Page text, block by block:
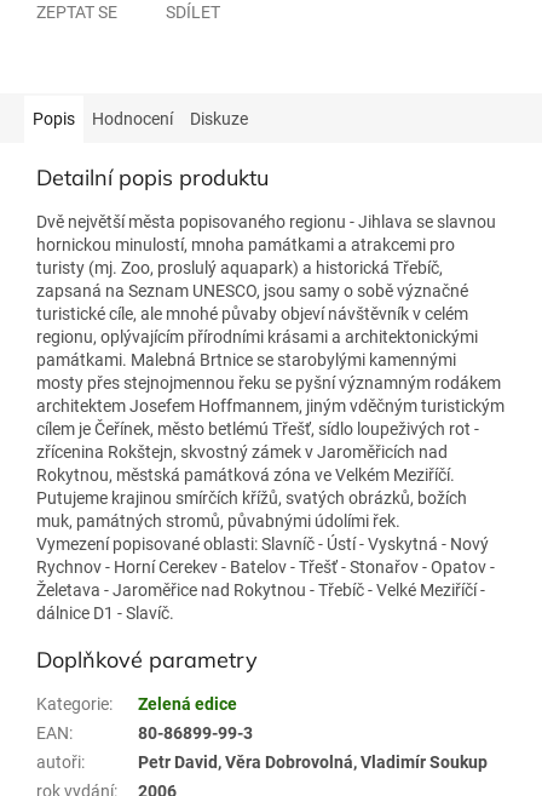
ZEPTAT SE SDÍLET
Popis Hodnocení Diskuze
Detailní popis produktu
Dvě největší města popisovaného regionu - Jihlava se slavnou
hornickou minulostí, mnoha památkami a atrakcemi pro
turisty (mj. Zoo, proslulý aquapark) a historická Třebíč,
zapsaná na Seznam UNESCO, jsou samy o sobě význačné
turistické cíle, ale mnohé půvaby objeví návštěvník v celém
regionu, oplývajícím přírodními krásami a architektonickými
památkami. Malebná Brtnice se starobylými kamennými
mosty přes stejnojmennou řeku se pyšní významným rodákem
architektem Josefem Hoffmannem, jiným vděčným turistickým
cílem je Čeřínek, město betlémú Třešť, sídlo loupeživých rot -
zřícenina Rokštejn, skvostný zámek v Jaroměřicích nad
Rokytnou, městská památková zóna ve Velkém Meziříčí.
Putujeme krajinou smírčích křížů, svatých obrázků, božích
muk, památných stromů, půvabnými údolími řek.
Vymezení popisované oblasti: Slavníč - Ústí - Vyskytná - Nový
Rychnov - Horní Cerekev - Batelov - Třešť - Stonařov - Opatov -
Želetava - Jaroměřice nad Rokytnou - Třebíč - Velké Meziříčí -
dálnice D1 - Slavíč.
Doplňkové parametry
Kategorie:
Zelená edice
EAN:
80-86899-99-3
autoři:
Petr David, Věra Dobrovolná, Vladimír Soukup
rok vydání: 2006